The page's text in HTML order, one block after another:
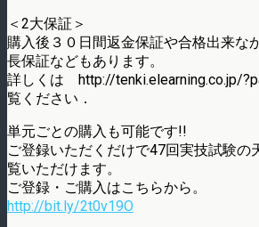
＜2大保証＞
購入後３０日間返金保証や合格出来な
長保証などもあります。
詳しくは http://tenki.elearning.co.jp/
覧ください．
単元ごとの購入も可能です!!
ご登録いただくだけで47回実技試験の
覧いただけます。
ご登録・ご購入はこちらから。
http://bit.ly/2t0v19O